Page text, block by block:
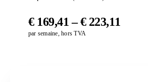
€ 169,41 – € 223,11
par semaine, hors TVA